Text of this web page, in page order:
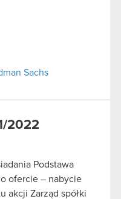
Sachs
2022
Podstawa
ofercie – nabycie
akcji Zarząd spółki